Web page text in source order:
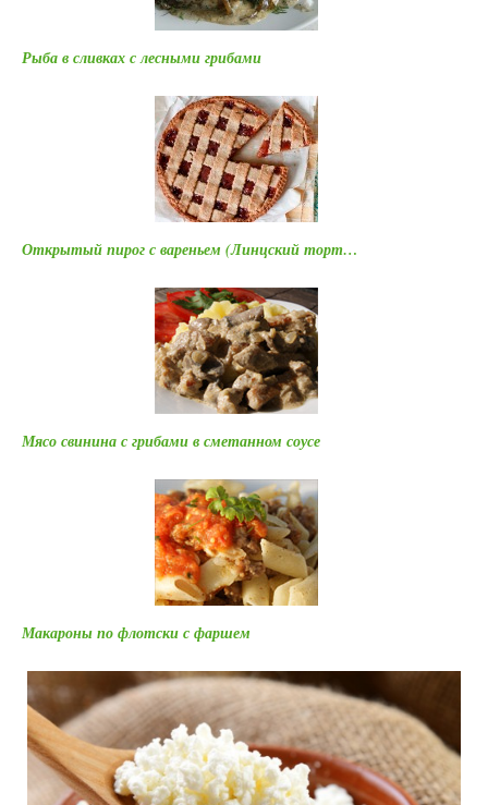
Рыба в сливках с лесными грибами
Открытый пирог с вареньем (Линцский торт…
Мясо свинина с грибами в сметанном соусе
Макароны по флотски с фаршем